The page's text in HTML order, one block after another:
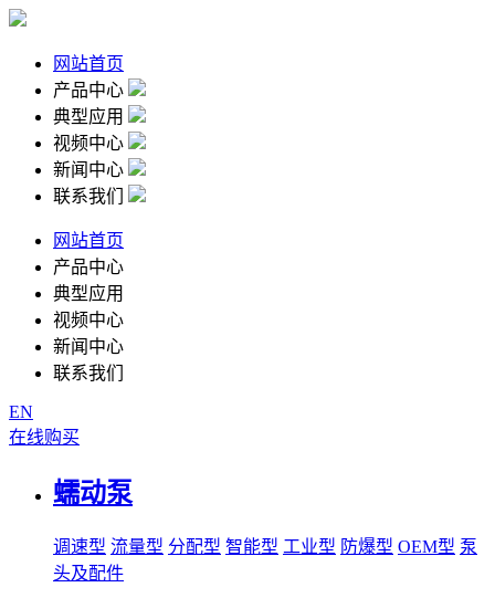
网站首页
产品中心
典型应用
视频中心
新闻中心
联系我们
网站首页
产品中心
典型应用
视频中心
新闻中心
联系我们
EN
在线购买
蠕动泵
调速型 流量型 分配型 智能型 工业型 防爆型 OEM型 泵
头及配件